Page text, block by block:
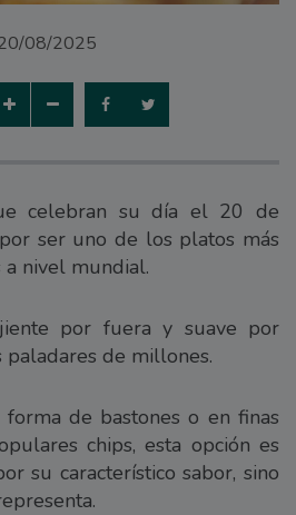
08/2025
celebran su día el 20 de
ser uno de los platos más
nivel mundial.
por fuera y suave por
de millones.
forma de bastones o en finas
chips, esta opción es
su característico sabor, sino